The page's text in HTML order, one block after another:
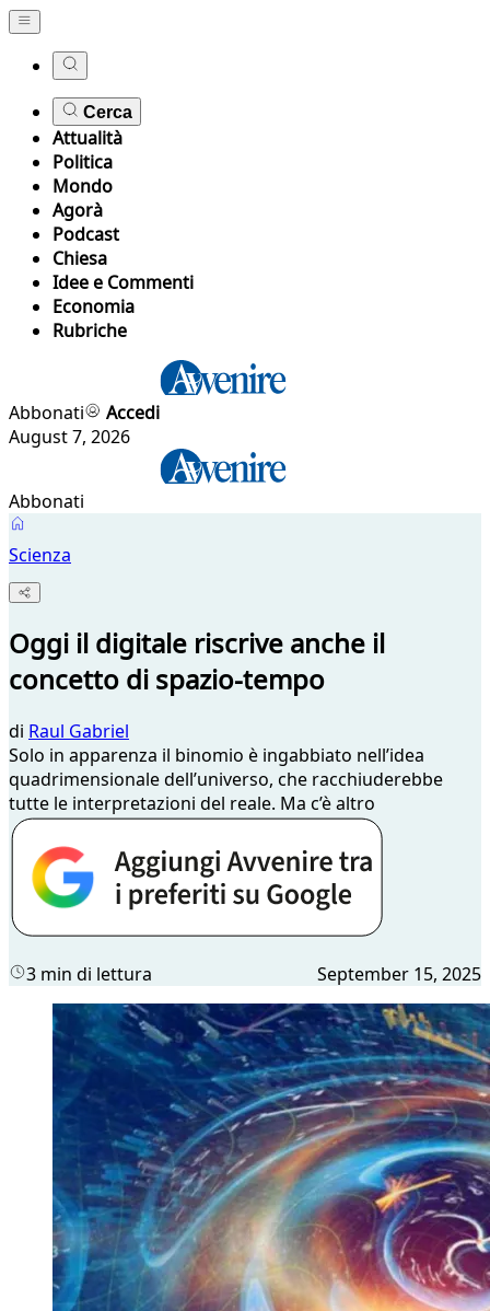
Cerca
Attualità
Politica
Mondo
Agorà
Podcast
Chiesa
Idee e Commenti
Economia
Rubriche
Abbonati
Accedi
August 7, 2026
Abbonati
Scienza
Oggi il digitale riscrive anche il
concetto di spazio-tempo
di Raul Gabriel
Solo in apparenza il binomio è ingabbiato nell’idea
quadrimensionale dell’universo, che racchiuderebbe
tutte le interpretazioni del reale. Ma c’è altro
3 min di lettura September 15, 2025